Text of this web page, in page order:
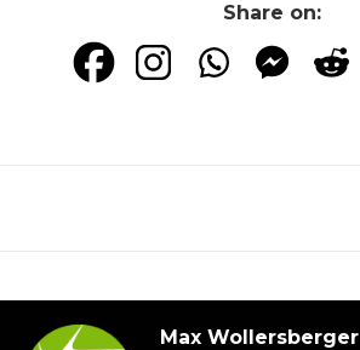
Share on:
Max Wollersberger